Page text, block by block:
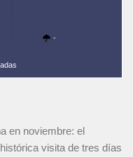
-
en noviembre: el
visita de tres días